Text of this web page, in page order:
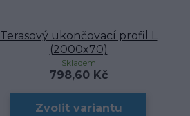
Terasový ukončovací profil L
(2000x70)
798,60 Kč
Skladem
Zvolit variantu